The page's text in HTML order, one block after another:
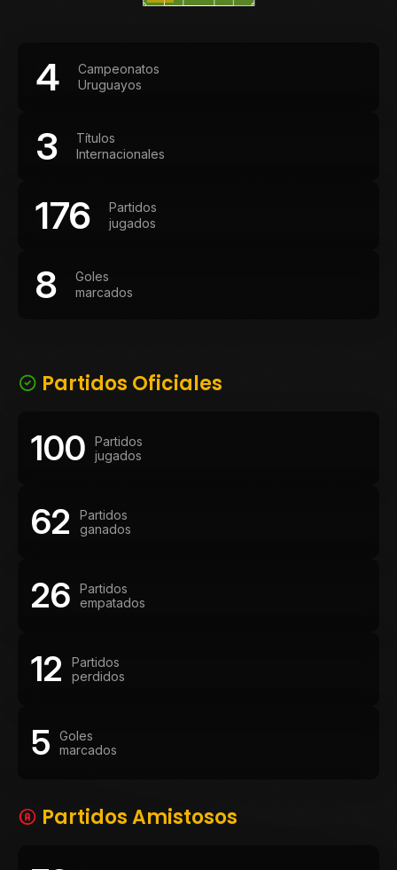
4
Campeonatos
Uruguayos
3
Títulos
Internacionales
176
Partidos
jugados
8
Goles
marcados
Partidos Oficiales
100
Partidos
jugados
62
Partidos
ganados
26
Partidos
empatados
12
Partidos
perdidos
5
Goles
marcados
Partidos Amistosos